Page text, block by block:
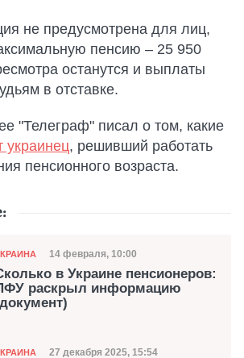
не предусмотрена для лиц,
пенсию – 25 950
останутся и выплаты
в отставке.
"Телеграф" писал о том, какие
украинец, решивший работать
пенсионного возраста.
Дата публикации
14 февраля, 10:00
в Украине пенсионеров:
раскрыл информацию
27 декабря 2025, 15:54